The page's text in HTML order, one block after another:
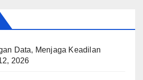
Data, Menjaga Keadilan
2026